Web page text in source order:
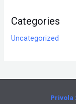
Categories
Uncategorized
Privola